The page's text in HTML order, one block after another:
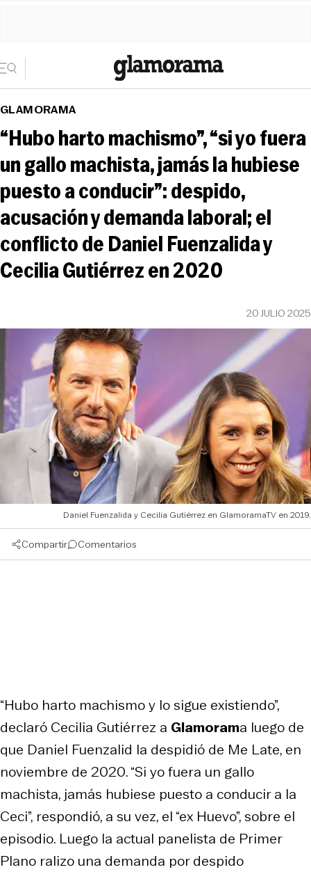
GLAMORAMA
“Hubo harto machismo”, “si yo fuera
un gallo machista, jamás la hubiese
puesto a conducir”: despido,
acusación y demanda laboral; el
conflicto de Daniel Fuenzalida y
Cecilia Gutiérrez en 2020
20 JULIO 2025
Daniel Fuenzalida y Cecilia Gutiérrez en GlamoramaTV en 2019.
Compartir Comentarios
“Hubo harto machismo y lo sigue existiendo”,
declaró Cecilia Gutiérrez a Glamorama luego de
que Daniel Fuenzalid la despidió de Me Late, en
noviembre de 2020. “Si yo fuera un gallo
machista, jamás hubiese puesto a conducir a la
Ceci”, respondió, a su vez, el “ex Huevo”, sobre el
episodio. Luego la actual panelista de Primer
Plano ralizo una demanda por despido